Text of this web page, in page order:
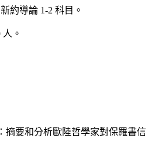
約導論 1-2 科目。
。
摘要和分析歐陸哲學家對保羅書信